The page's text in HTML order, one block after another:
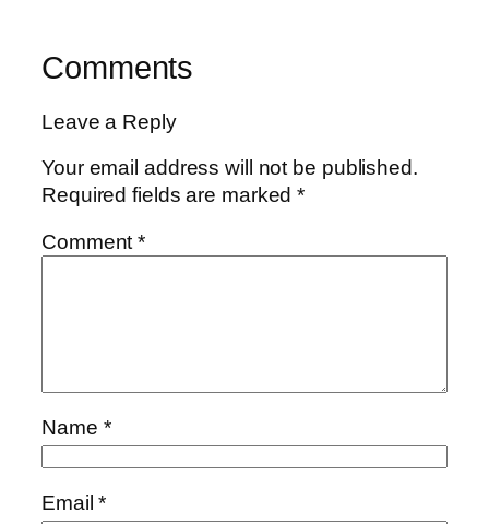
Comments
Leave a Reply
Your email address will not be published.
Required fields are marked*
Comment*
Name *
Email*